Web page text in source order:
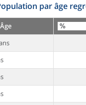
par âge
Âge